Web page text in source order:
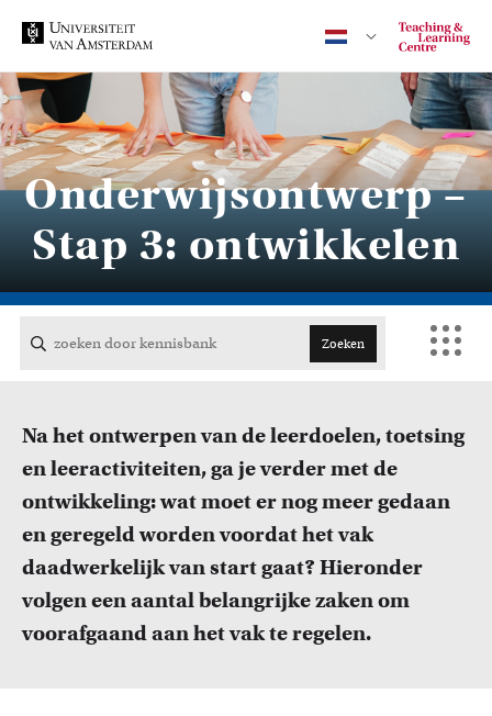
Contact
FDR
FGW
FMG
Onderwijsontwerp –
Stap 3: ontwikkelen
Zoeken
Cursussen
faculteit.
Na het ontwerpen van de leerdoelen, toetsing
en leeractiviteiten, ga je verder met de
ontwikkeling: wat moet er nog meer gedaan
en geregeld worden voordat het vak
daadwerkelijk van start gaat? Hieronder
volgen een aantal belangrijke zaken om
voorafgaand aan het vak te regelen.